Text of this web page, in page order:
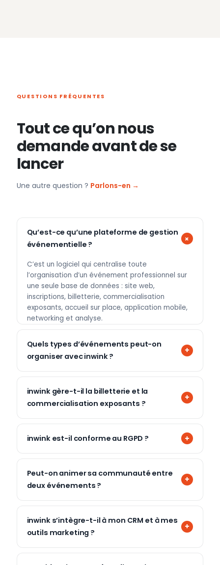
QUESTIONS FRÉQUENTES
Tout ce qu’on nous
demande avant de se
lancer
Une autre question ? Parlons-en →
Qu’est-ce qu’une plateforme de gestion
événementielle ?
C’est un logiciel qui centralise toute
l’organisation d’un événement professionnel sur
une seule base de données : site web,
inscriptions, billetterie, commercialisation
exposants, accueil sur place, application mobile,
networking et analyse.
Quels types d’événements peut-on
organiser avec inwink ?
inwink gère-t-il la billetterie et la
commercialisation exposants ?
inwink est-il conforme au RGPD ?
Peut-on animer sa communauté entre
deux événements ?
inwink s’intègre-t-il à mon CRM et à mes
outils marketing ?